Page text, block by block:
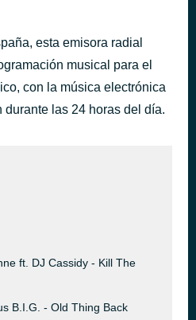
esta emisora radial
musical para el
con la música electrónica
las 24 horas del día.
ft. DJ Cassidy - Kill The
B.I.G. - Old Thing Back